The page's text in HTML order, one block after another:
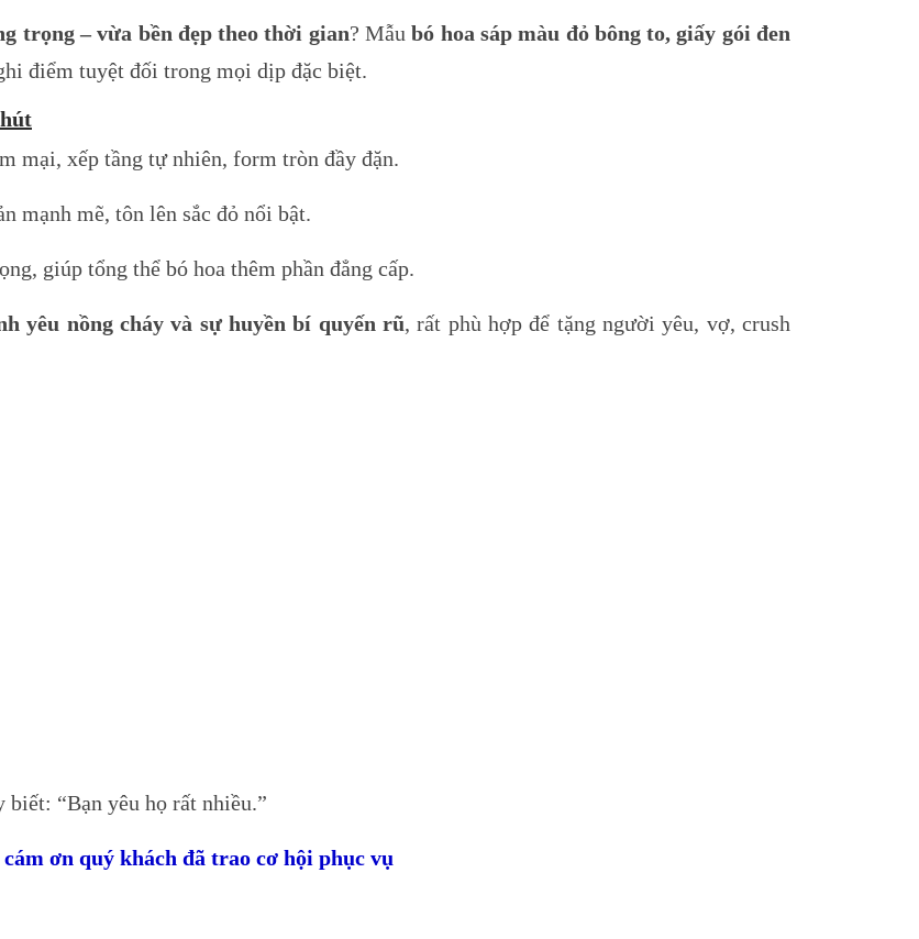
trọng – vừa bền đẹp theo thời gian? Mẫubó hoa sáp màu đỏ bông to, giấy gói đen
điểm tuyệt đối trong mọi dịp đặc biệt.
mại, xếp tầng tự nhiên, form tròn đầy đặn.
mạnh mẽ, tôn lên sắc đỏ nổi bật.
giúp tổng thể bó hoa thêm phần đẳng cấp.
yêu nồng cháy và sự huyền bí quyến rũ, rất phù hợp để tặng người yêu, vợ, crush
“Bạn yêu họ rất nhiều.”
ơn quý khách đã trao cơ hội phục vụ